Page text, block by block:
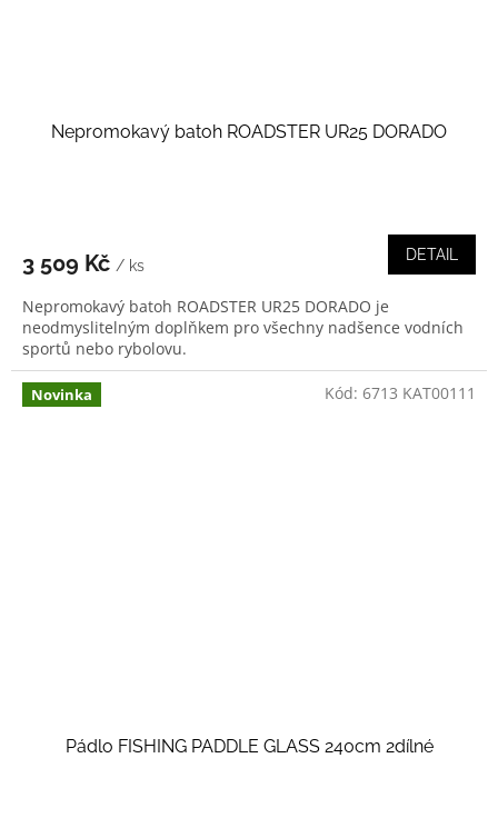
Nepromokavý batoh ROADSTER UR25 DORADO
3 509 Kč / ks
DETAIL
Nepromokavý batoh ROADSTER UR25 DORADO je
neodmyslitelným doplňkem pro všechny nadšence vodních
sportů nebo rybolovu.
Novinka
Pádlo FISHING PADDLE GLASS 240cm 2dílné
Kód: 6713 KAT00111